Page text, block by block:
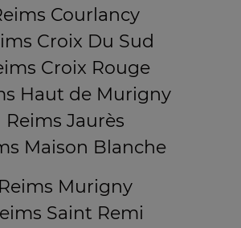
Courlancy
Croix Du Sud
Croix Rouge
Haut de Murigny
Reims Jaurès
Maison Blanche
Reims Murigny
Saint Remi